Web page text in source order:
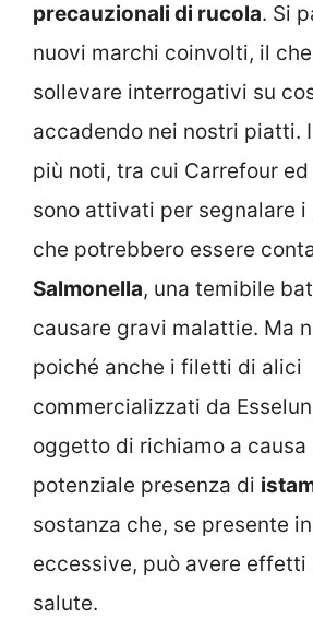
precauzionali di rucola. Si
nuovi marchi coinvolti, il
sollevare interrogativi su
accadendo nei nostri piatti.
più noti, tra cui Carrefour ed
sono attivati per segnalare
che potrebbero essere
Salmonella, una temibile
causare gravi malattie. Ma
poiché anche i filetti di alici
commercializzati da
oggetto di richiamo a causa
potenziale presenza di
sostanza che, se presente
eccessive, può avere
salute.